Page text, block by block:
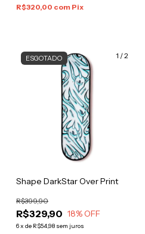
R$320,00 com Pix
1 /2
ESGOTADO
Shape DarkStar Over Print
R$329,90
R$399,90
18% OFF
6x de R$54,98 sem juros